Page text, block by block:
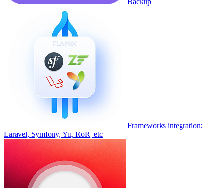
Backup
Frameworks integration:
Laravel, Symfony, Yii, RoR, etc